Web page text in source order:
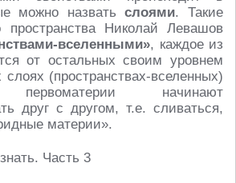
можно назватьслоями. Такие
пространства Николай Левашов
вселенными», каждое из
от остальных своим уровнем
(пространствах-вселенных)
первоматерии начинают
друг с другом, т.е. сливаться,
материи».